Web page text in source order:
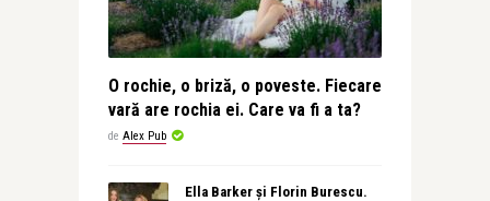
O rochie, o briză, o poveste. Fiecare
vară are rochia ei. Care va fi a ta?
de Alex Pub
Ella Barker și Florin Burescu.